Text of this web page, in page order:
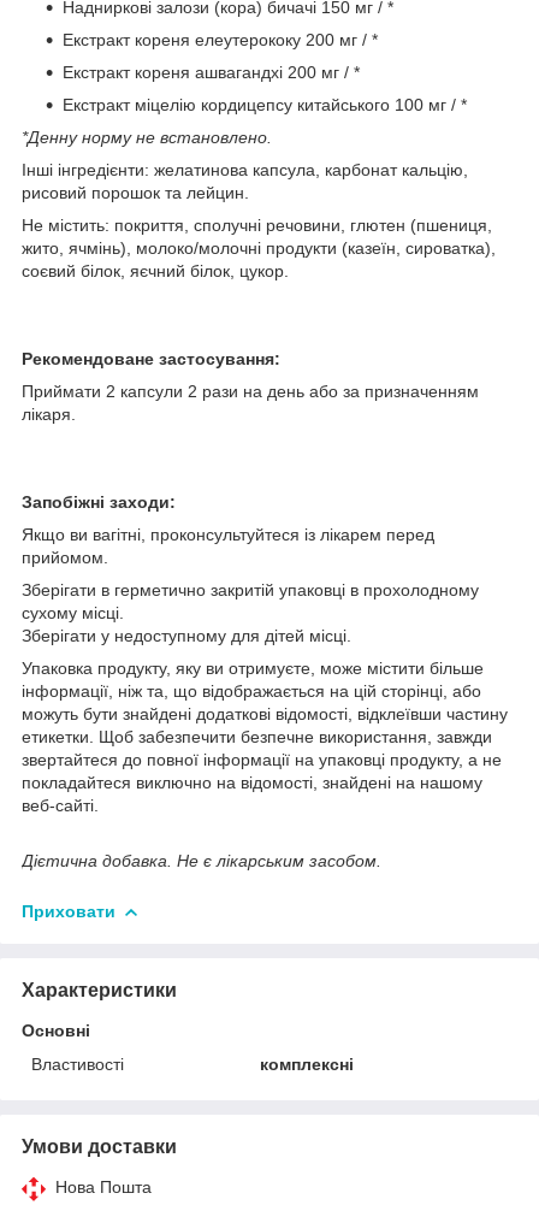
Надниркові залози (кора) бичачі 150 мг / *
Екстракт кореня елеутерококу 200 мг / *
Екстракт кореня ашвагандхі 200 мг / *
Екстракт міцелію кордицепсу китайського 100 мг / *
*Денну норму не встановлено.
Інші інгредієнти: желатинова капсула, карбонат кальцію,
рисовий порошок та лейцин.
Не містить: покриття, сполучні речовини, глютен (пшениця,
жито, ячмінь), молоко/молочні продукти (казеїн, сироватка),
соєвий білок, яєчний білок, цукор.
Рекомендоване застосування:
Приймати 2 капсули 2 рази на день або за призначенням
лікаря.
Запобіжні заходи:
Якщо ви вагітні, проконсультуйтеся із лікарем перед
прийомом.
Зберігати в герметично закритій упаковці в прохолодному
сухому місці.
Зберігати у недоступному для дітей місці.
Упаковка продукту, яку ви отримуєте, може містити більше
інформації, ніж та, що відображається на цій сторінці, або
можуть бути знайдені додаткові відомості, відклеївши частину
етикетки. Щоб забезпечити безпечне використання, завжди
звертайтеся до повної інформації на упаковці продукту, а не
покладайтеся виключно на відомості, знайдені на нашому
веб-сайті.
Дієтична добавка. Не є лікарським засобом.
Приховати
Характеристики
Основні
Властивості
комплексні
Умови доставки
Нова Пошта